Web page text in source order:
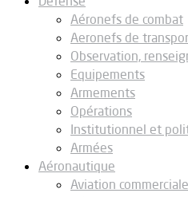
Aéronefs de combat
Aeronefs de
Observation,
Equipements
Armements
Opérations
Institutionnel et
Armées
Aéronautique
Aviation commerciale